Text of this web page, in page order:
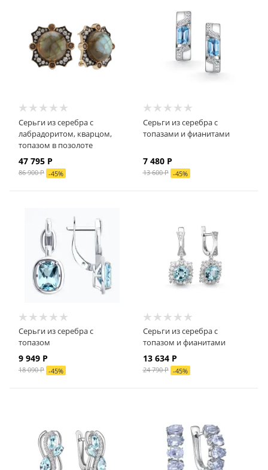
Серьги из серебра с
лабрадоритом, кварцом,
топазом в позолоте
47 795 Р
86 900Р -45%
Серьги из серебра с
топазами и фианитами
7 480Р
13 600Р -45%
Серьги из серебра с
топазом
9 949 Р
18 090Р -45%
Серьги из серебра с
топазом и фианитами
13 634Р
24 790Р -45%